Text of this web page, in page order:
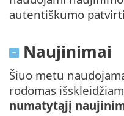
autentiškumo
Naujinimai
Šiuo metu
rodomas
numatytąjį